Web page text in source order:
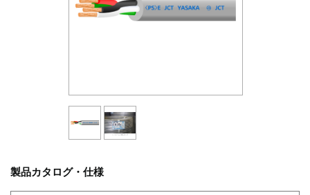
製品カタログ・仕様